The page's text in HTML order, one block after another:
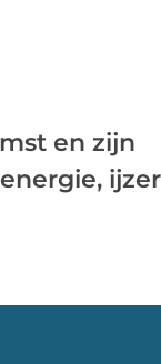
en zijn